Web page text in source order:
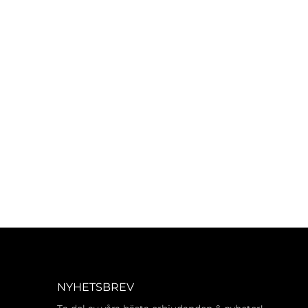
NYHETSBREV